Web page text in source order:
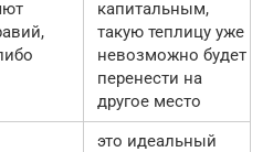
капитальным,
такую теплицу уже
невозможно будет
перенести на
другое место
это идеальный